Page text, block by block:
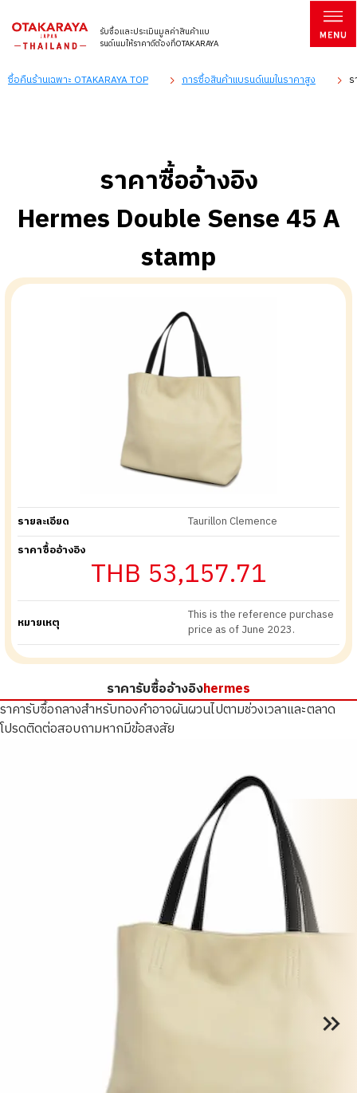
รับซื้อและประเมินมูลค่าสินค้าแบ
รนด์เนมให้ราคาดีต้องที่OTAKARAYA
ซื้อคืนร้านเฉพาะ OTAKARAYA TOP การซื้อสินค้าแบรนด์เนมในราคาสูง
ราคาซื้ออ้างอิง
Hermes Double Sense 45 A
stamp
รายละเอียด
Taurillon Clemence
ราคาซื้ออ้างอิง
THB 53,157.71
หมายเหตุ
This is the reference purchase
price as of June 2023.
ราคารับซื้ออ้างอิงhermes
ราคารับซื้อกลางสำหรับทองคำอาจผันผวนไปตามช่วงเวลาและตลาด
โปรดติดต่อสอบถามหากมีข้อสงสัย